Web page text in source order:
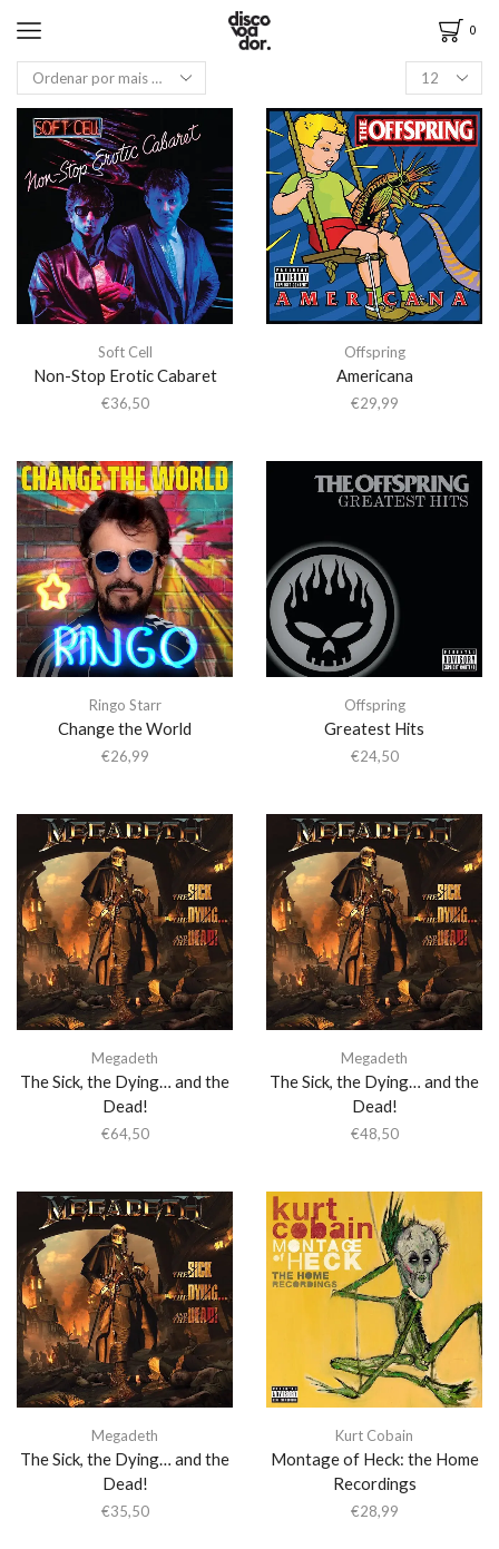
0
Soft Cell
Non-Stop Erotic Cabaret
€36,50
Offspring
Americana
€29,99
Ringo Starr
Change the World
€26,99
Offspring
Greatest Hits
€24,50
Megadeth
The Sick, the Dying… and the
Dead!
€64,50
Megadeth
The Sick, the Dying… and the
Dead!
€48,50
Megadeth
The Sick, the Dying… and the
Dead!
€35,50
Kurt Cobain
Montage of Heck: the Home
Recordings
€28,99